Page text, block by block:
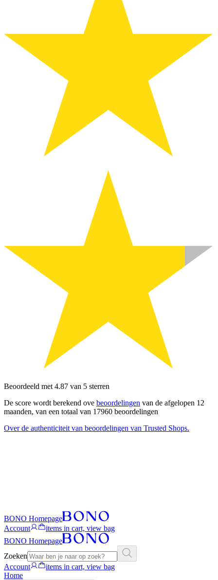
Beoordeeld met 4.87 van 5 sterren
De score wordt berekend ove beoordelingen van de afgelopen 12
maanden, van een totaal van 17960 beoordelingen
Over de authenticiteit van beoordelingen van Trusted Shops.
BONO Homepage
Account
items in cart, view bag
BONO Homepage
Zoeken
Account
items in cart, view bag
Home